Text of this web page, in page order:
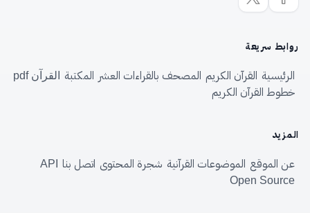
روابط سريعة
الرئيسية القرآن الكريم المصحف بالقراءات العشر المكتبة القرآن pdf
خطوط القرآن الكريم
المزيد
عن الموقع الموضوعات القرآنية شجرة المحتوى اتصل بنا
API
Open Source